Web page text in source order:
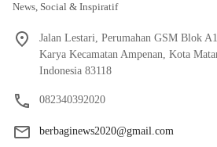
News, Social & Inspiratif
Jalan Lestari, Perumahan GSM Blok
Karya Kecamatan Ampenan, Kota
Indonesia 83118
082340392020
berbaginews2020@gmail.com